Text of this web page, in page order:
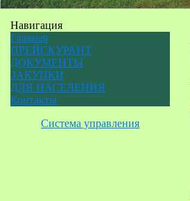
Навигация
Главная
ПРЕЙСКУРАНТ
ДОКУМЕНТЫ
ЗАКУПКИ
ДЛЯ НАСЕЛЕНИЯ
Контакты
Система управления